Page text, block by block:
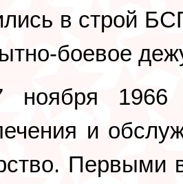
в строй
боевое
ноября
и
Первыми